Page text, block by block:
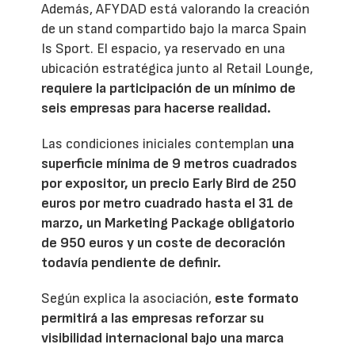
Además, AFYDAD está valorando la creación
de un stand compartido bajo la marca Spain
Is Sport. El espacio, ya reservado en una
ubicación estratégica junto al Retail Lounge,
requiere la participación de un mínimo de
seis empresas para hacerse realidad.
Las condiciones iniciales contemplan una
superficie mínima de 9 metros cuadrados
por expositor, un precio Early Bird de 250
euros por metro cuadrado hasta el 31 de
marzo, un Marketing Package obligatorio
de 950 euros y un coste de decoración
todavía pendiente de definir.
Según explica la asociación, este formato
permitirá a las empresas reforzar su
visibilidad internacional bajo una marca